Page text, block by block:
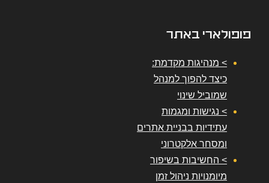
פופולארי באתר
> מנהיגות מקדמת:
כיצד להפוך למנהל
שמוביל שינוי
> נגישות ומגמות
עתידיות בבניית אתרים
ומסחר אלקטרוני
> החשיבות בשיפור
מיומנויות ניהול זמן